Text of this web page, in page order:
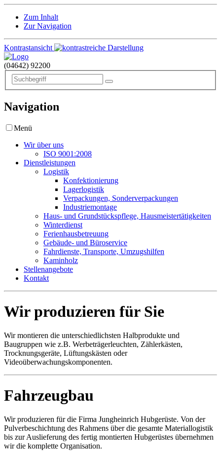
Zum Inhalt
Zur Navigation
Kontrastansicht
(04642) 92200
Navigation
Menü
Wir über uns
ISO 9001:2008
Dienstleistungen
Logistik
Konfektionierung
Lagerlogistik
Verpackungen, Sonderverpackungen
Industriemontage
Haus- und Grundstückspflege, Hausmeistertätigkeiten
Winterdienst
Ferienhausbetreuung
Gebäude- und Büroservice
Fahrdienste, Transporte, Umzugshilfen
Kaminholz
Stellenangebote
Kontakt
Wir produzieren für Sie
Wir montieren die unterschiedlichsten Halbprodukte und
Baugruppen wie z.B. Werbeträgerleuchten, Zählerkästen,
Trocknungsgeräte, Lüftungskästen oder
Videoüberwachungskomponenten.
Fahrzeugbau
Wir produzieren für die Firma Jungheinrich Hubgerüste. Von der
Pulverbeschichtung des Rahmens über die gesamte Materiallogistik
bis zur Auslieferung des fertig montierten Hubgerüstes übernehmen
wir die komplette Organisation.